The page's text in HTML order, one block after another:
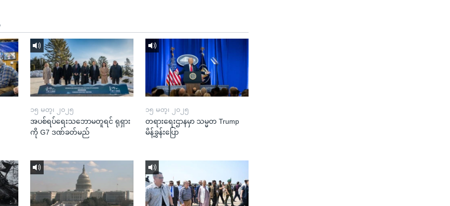
၁၅ မတ္၊ ၂၀၂၅
အပစ်ရပ်ရေးသဘောမတူရင် ရုရှား
ကို G7 ဒဏ်ခတ်မည်
၁၅ မတ္၊ ၂၀၂၅
တရားရေးဌာနမှာ သမ္မတ Trump
မိန့်ခွန်းပြော